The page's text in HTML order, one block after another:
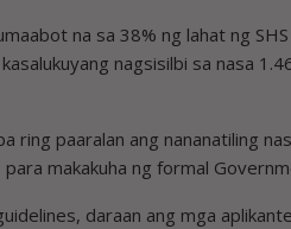
na sa 38% ng lahat ng
nagsisilbi sa nasa
ring paaralan ang nananatiling
makakuha ng formal
daraan ang mga